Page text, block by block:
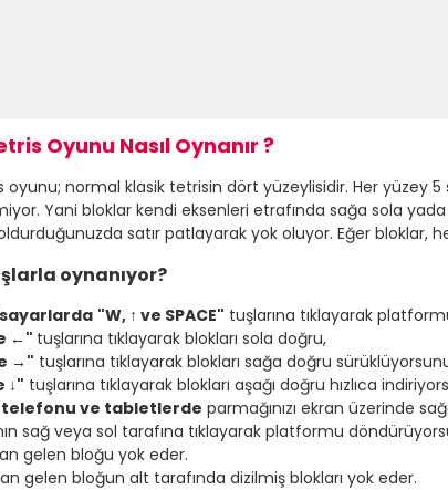
Oyunu Nasıl Oynanır ?
oyunu; normal klasik tetrisin dört yüzeylisidir. Her yüzey
Yani bloklar kendi eksenleri etrafında sağa sola
satır patlayarak yok oluyor. Eğer bloklar,
oynanıyor?
"W, ↑ ve SPACE" tuşlarına tıklayarak
←" tuşlarına tıklayarak blokları sola doğru,
→" tuşlarına tıklayarak blokları sağa doğru
↓" tuşlarına tıklayarak blokları aşağı doğru hızlıca
telefonu ve tabletlerde parmağınızı ekran üzerinde
sağ veya sol tarafına tıklayarak platformu
gelen bloğu yok eder.
gelen bloğun alt tarafında dizilmiş blokları yok eder.